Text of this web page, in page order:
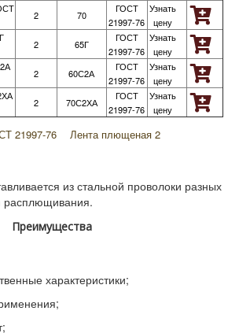
2 70
ГОСТ
21997-76
Узнать
цену
2 65Г
ГОСТ
21997-76
Узнать
цену
2 60С2А
ГОСТ
21997-76
Узнать
цену
2 70С2ХА
ГОСТ
21997-76
Узнать
цену
21997-76 Лента плющеная 2
из стальной проволоки разных
расплющивания.
Преимущества
характеристики;